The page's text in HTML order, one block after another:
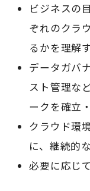
ビジネスの
ぞれのクラ
るかを理解
データガバ
スト管理な
ークを確立
クラウド環
に、継続的
必要に応じ